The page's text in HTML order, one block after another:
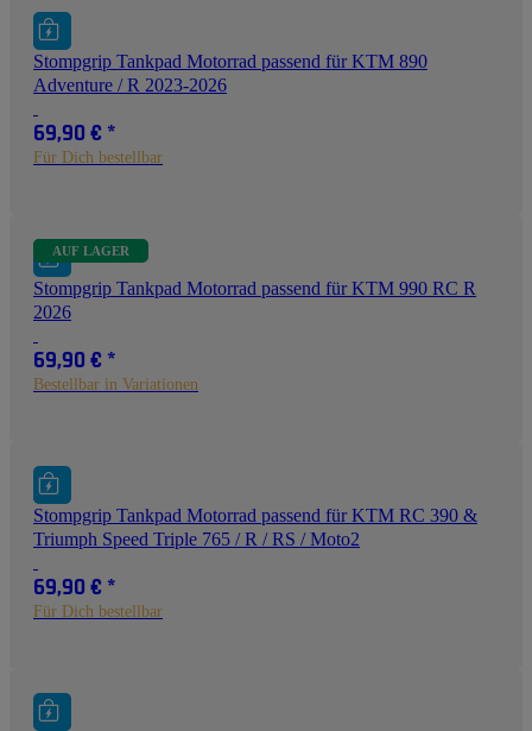
Stompgrip Tankpad Motorrad passend für KTM 890
Adventure / R 2023-2026
69,90 € *
Für Dich bestellbar
AUF LAGER
Stompgrip Tankpad Motorrad passend für KTM 990 RC R
2026
69,90 € *
Bestellbar in Variationen
Stompgrip Tankpad Motorrad passend für KTM RC 390 &
Triumph Speed Triple 765 / R / RS / Moto2
69,90 € *
Für Dich bestellbar